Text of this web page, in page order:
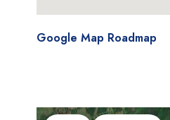
Google Map Roadmap